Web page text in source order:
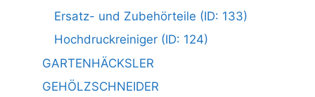
Ersatz- und Zubehörteile (ID: 133)
Hochdruckreiniger (ID: 124)
GARTENHÄCKSLER
GEHÖLZSCHNEIDER